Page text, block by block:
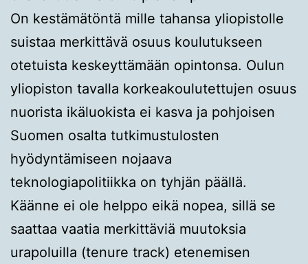
On kestämätöntä mille tahansa yliopistolle
suistaa merkittävä osuus koulutukseen
otetuista keskeyttämään opintonsa. Oulun
yliopiston tavalla korkeakoulutettujen osuus
nuorista ikäluokista ei kasva ja pohjoisen
Suomen osalta tutkimustulosten
hyödyntämiseen nojaava
teknologiapolitiikka on tyhjän päällä.
Käänne ei ole helppo eikä nopea, sillä se
saattaa vaatia merkittäviä muutoksia
urapoluilla (tenure track) etenemisen